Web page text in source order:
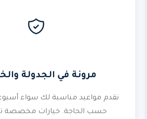
مرونة في الجدولة
نقدم مواعيد مناسبة لك سواء
حسب الحاجة. خيارات مخصصة